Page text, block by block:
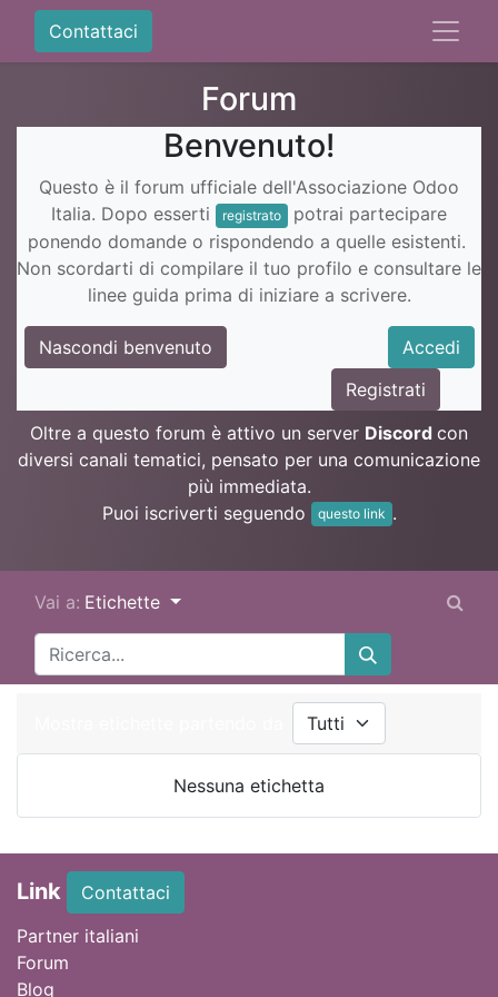
Contattaci
Forum
Benvenuto!
Questo è il forum ufficiale dell'Associazione Odoo
Italia. Dopo esserti
registrato
potrai partecipare
ponendo domande o rispondendo a quelle esistenti.
Non scordarti di compilare il tuo profilo e consultare le
linee guida prima di iniziare a scrivere.
Nascondi benvenuto
Accedi
Registrati
Oltre a questo forum è attivo un server Discord con
diversi canali tematici, pensato per una comunicazione
più immediata.
Puoi iscriverti seguendo
questo link .
Vai a: Etichette
Nessuna etichetta
Link
Contattaci
Partner italiani
Forum
Blog